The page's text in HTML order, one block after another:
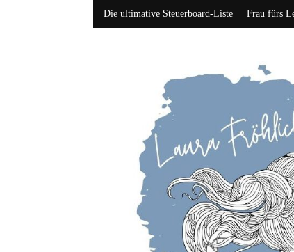
Die ultimative Steuerboard-Liste Frau fürs